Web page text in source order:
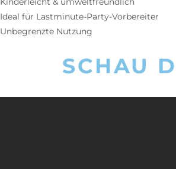
Ideal für Lastminute-Party-Vorbereiter
Unbegrenzte Nutzung
SCHAU